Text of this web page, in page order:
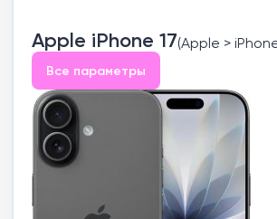
Apple iPhone 17(Apple >
Все параметры